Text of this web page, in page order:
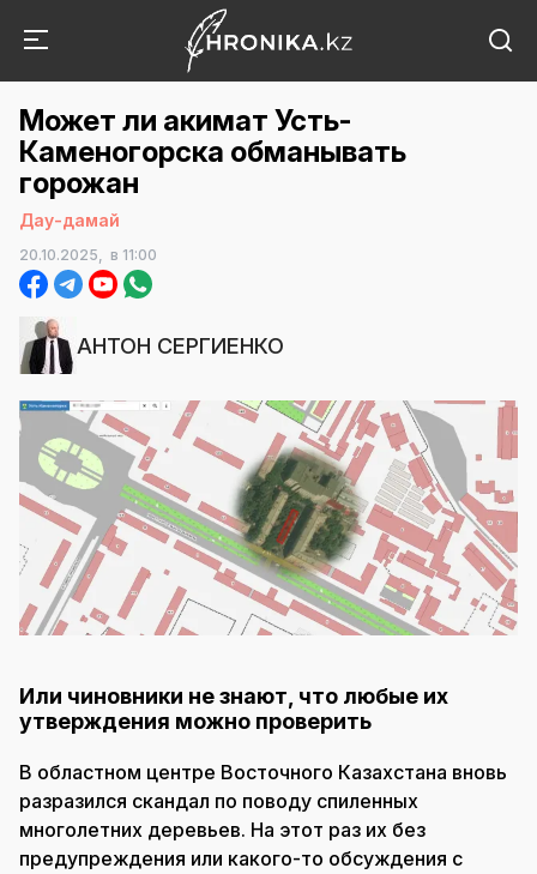
Может ли акимат Усть-
Каменогорска обманывать
горожан
Дау-дамай
20.10.2025, в 11:00
АНТОН СЕРГИЕНКО
Или чиновники не знают, что любые их
утверждения можно проверить
В областном центре Восточного Казахстана вновь
разразился скандал по поводу спиленных
многолетних деревьев. На этот раз их без
предупреждения или какого-то обсуждения с